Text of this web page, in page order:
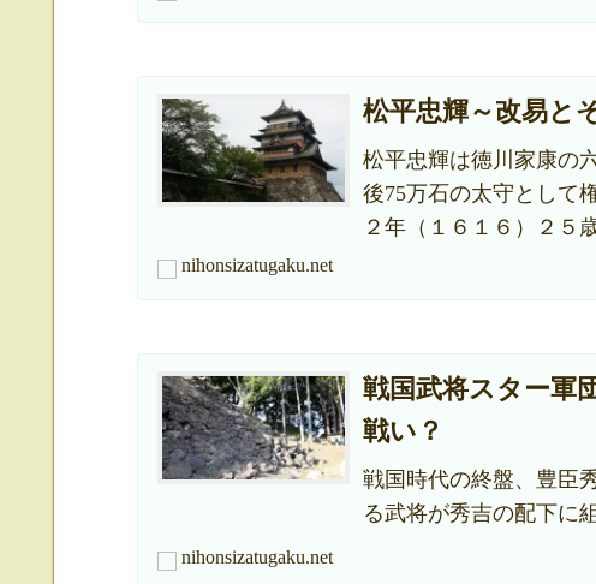
松平忠輝～改易と
松平忠輝は徳川家康の
後75万石の太守として
２年（１６１６）２５
nihonsizatugaku.net
戦国武将スター軍
戦い？
戦国時代の終盤、豊臣
る武将が秀吉の配下に
「信長の野望」の最終
nihonsizatugaku.net